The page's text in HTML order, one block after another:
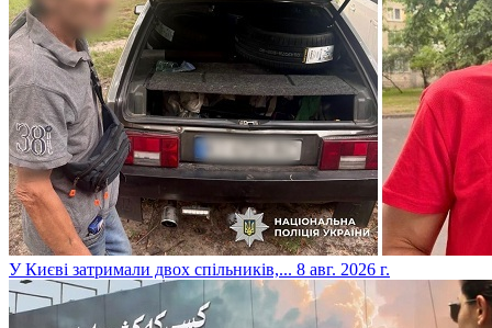
​У Києві затримали двох спільників,... 8 авг. 2026 г.